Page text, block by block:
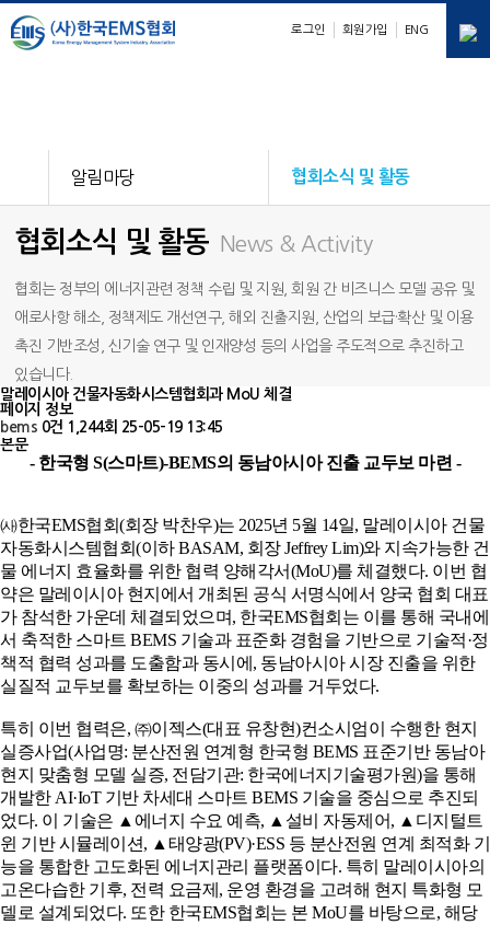
ENG
회원가입
로그인
알림마당 협회소식 및 활동
협회소식 및 활동 News & Activity
협회는 정부의 에너지관련 정책 수립 및 지원, 회원 간 비즈니스 모델 공유 및
애로사항 해소, 정책제도 개선연구, 해외 진출지원, 산업의 보급·확산 및 이용
촉진 기반조성, 신기술 연구 및 인재양성 등의 사업을 주도적으로 추진하고
있습니다.
말레이시아 건물자동화시스템협회과 MoU 체결
페이지 정보
bems 0건 1,244회 25-05-19 13:45
본문
- 한국형 S(스마트)-BEMS의 동남아시아 진출 교두보 마련 -
㈔한국EMS협회(회장 박찬우)는 2025년 5월 14일, 말레이시아 건물
자동화시스템협회(이하 BASAM, 회장 Jeffrey Lim)와 지속가능한 건
물 에너지 효율화를 위한 협력 양해각서(MoU)를 체결했다. 이번 협
약은 말레이시아 현지에서 개최된 공식 서명식에서 양국 협회 대표
가 참석한 가운데 체결되었으며, 한국EMS협회는 이를 통해 국내에
서 축적한 스마트 BEMS 기술과 표준화 경험을 기반으로 기술적·정
책적 협력 성과를 도출함과 동시에, 동남아시아 시장 진출을 위한
실질적 교두보를 확보하는 이중의 성과를 거두었다.
특히 이번 협력은, ㈜이젝스(대표 유창현)컨소시엄이 수행한 현지
실증사업(사업명: 분산전원 연계형 한국형 BEMS 표준기반 동남아
현지 맞춤형 모델 실증, 전담기관: 한국에너지기술평가원)을 통해
개발한 AI·IoT 기반 차세대 스마트 BEMS 기술을 중심으로 추진되
었다. 이 기술은 ▲에너지 수요 예측, ▲설비 자동제어, ▲디지털트
윈 기반 시뮬레이션, ▲태양광(PV)·ESS 등 분산전원 연계 최적화 기
능을 통합한 고도화된 에너지관리 플랫폼이다. 특히 말레이시아의
고온다습한 기후, 전력 요금제, 운영 환경을 고려해 현지 특화형 모
델로 설계되었다. 또한 한국EMS협회는 본 MoU를 바탕으로, 해당